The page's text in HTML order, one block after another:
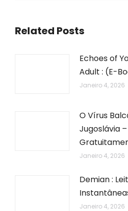
Related Posts
Echoes of
Adult : (E-
Janeiro 4, 2026
O Vírus
Jugoslávia
Janeiro 4, 2026
Demian :
Janeiro 4, 2026